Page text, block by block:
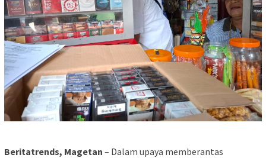
Beritatrends, Magetan – Dalam upaya memberantas